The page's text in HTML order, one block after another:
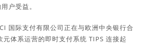
户受益。
国际支付有限公司正在与欧洲中央银行合
体系运营的即时支付系统 TIPS 连接起